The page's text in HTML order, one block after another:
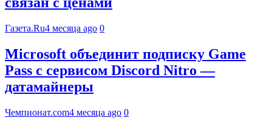
Газета.Ru4 месяца ago 0
Microsoft объединит подписку Game
Pass с сервисом Discord Nitro —
датамайнеры
Чемпионат.com4 месяца ago 0